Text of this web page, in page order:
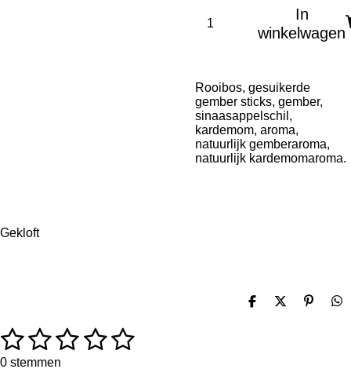
In
winkelwagen
Rooibos, gesuikerde
gember sticks, gember,
sinaasappelschil,
kardemom, aroma,
natuurlijk gemberaroma,
natuurlijk kardemomaroma.
Gekloft
D
D
P
D
R
a
t
1 2 3 4 5
S
0 stemmen